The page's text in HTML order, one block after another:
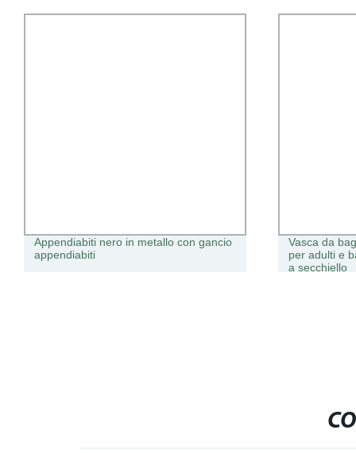
gancio
Vasca da bagno portatile economica
per adulti e bambini, vasca pieghevole